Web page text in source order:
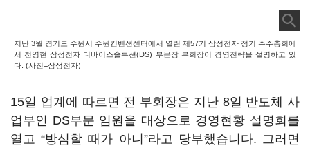
지난 3월 경기도 수원시 수원컨벤션센터에서 열린 제57기 삼성전자 정기 주주총회에
서 전영현 삼성전자 디바이스솔루션(DS) 부문장 부회장이 경영전략을 설명하고 있
다. (사진=삼성전자)
15일 업계에 따르면 전 부회장은 지난 8일 반도체 사
업부인 DS부문 임원을 대상으로 경영현황 설명회를
열고 “방심할 때가 아니”라고 당부했습니다. 그러면